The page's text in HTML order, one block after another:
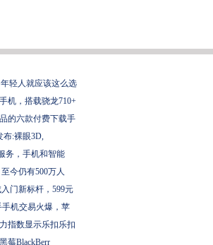
轻人就应该这么选
机，搭载骁龙710+
的六款付费下载手
布:裸眼3D,
务，手机和智能
今仍有500万人
门新标杆，599元
手机交易火爆，苹
指数显示乐扣乐扣
莓BlackBerr